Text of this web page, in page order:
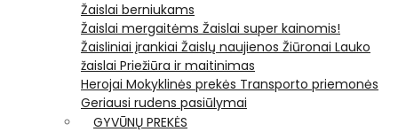
Žaislai berniukams
Žaislai mergaitėms Žaislai super kainomis!
Žaisliniai įrankiai Žaislų naujienos Žiūronai Lauko
žaislai Priežiūra ir maitinimas
Herojai Mokyklinės prekės Transporto priemonės
Geriausi rudens pasiūlymai
GYVŪNŲ PREKĖS